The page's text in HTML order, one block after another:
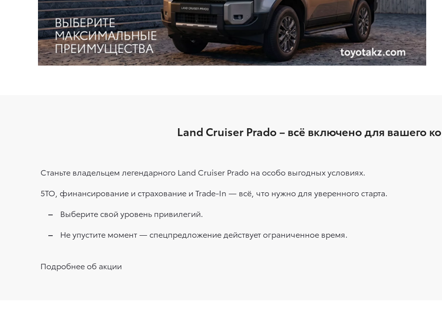
Land Cruiser Prado – всё включено для вашего
Станьте владельцем легендарного Land Cruiser Prado на особо выгодных условиях.
5ТО, финансирование и страхование и Trade-In — всё, что нужно для уверенного старта.
Выберите свой уровень привилегий.
Не упустите момент — спецпредложение действует ограниченное время.
Подробнее об акции